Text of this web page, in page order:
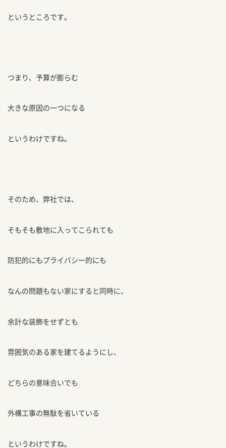
というところです。
つまり、予算が膨らむ
大きな原因の一つになる
というわけですね。
そのため、弊社では、
そもそも敷地に入ってこられても
防犯的にもプライバシー的にも
なんの問題もない家にすると同時に、
余計な装飾をせずとも
雰囲気のある家を建てるようにし、
どちらの意味合いでも
外構工事の無駄を省いている
というわけですね。